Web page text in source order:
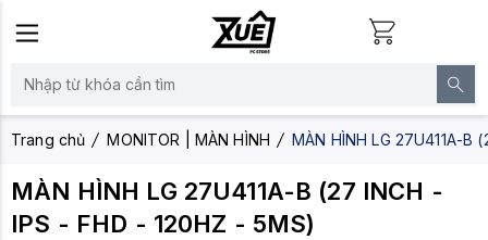
Trang chủ MONITOR | MÀN HÌNH MÀN HÌNH LG 27U411A-B
MÀN HÌNH LG 27U411A-B (27 INCH -
IPS - FHD - 120HZ - 5MS)